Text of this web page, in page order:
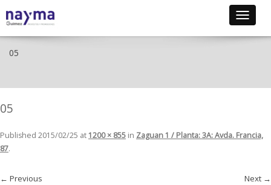
Toggle
05
05
Published 2015/02/25 at1200 × 855 in Zaguan 1 / Planta: 3A: Avda. Francia,
87.
← Previous Next →